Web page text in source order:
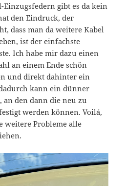
gibt es da kein
den Eindruck, der
dass man da weitere Kabel
ist der einfachste
Ich habe mir dazu einen
an einem Ende schön
und direkt dahinter ein
kann ein dünner
den dann die neu zu
werden können. Voilá,
weitere Probleme alle